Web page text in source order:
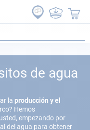
de agua
la producción y el
Hemos
empezando por
del agua para obtener